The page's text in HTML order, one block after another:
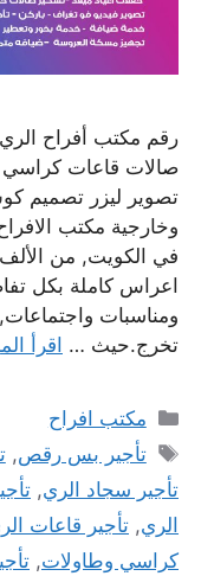
رقم مكتب أفراح
صالات قاعات
تصوير ليزر تصميم
وخارجية مكتب
في الكويت, من
اعراس كاملة بكل
ومناسبات
تخرج.حيث … اقرأ
التصنيفات
مكتب افراح
الوسوم
تأجير بس رقص,
تأجير سجاد الري,
الري, تأجير قاعات
كراسي وطاولات,